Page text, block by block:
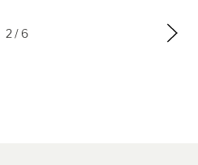
3/ 6